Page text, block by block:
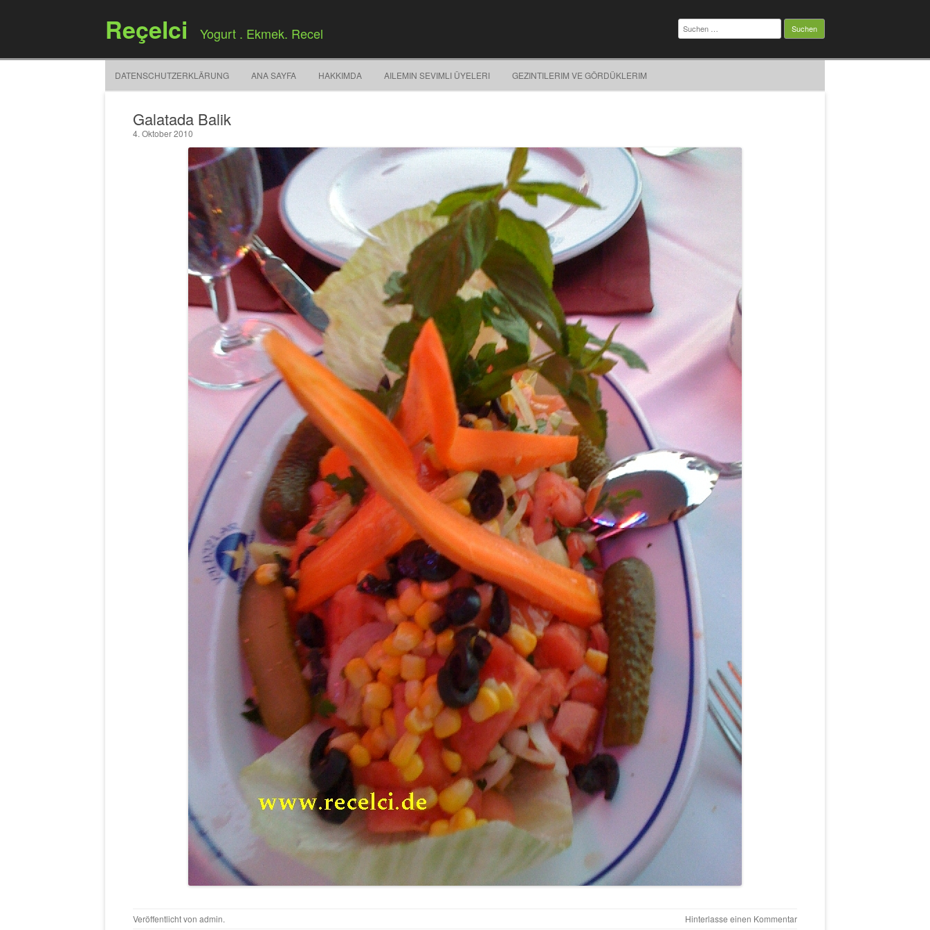
Reçelci Yogurt . Ekmek. Recel
Suchen
nach:
DATENSCHUTZERKLÄRUNG ANA SAYFA HAKKIMDA AILEMIN SEVIMLI ÜYELERI GEZINTILERIM VE GÖRDÜKLERIM
Galatada Balik
4. Oktober 2010
Veröffentlicht von admin. Hinterlasse einen Kommentar